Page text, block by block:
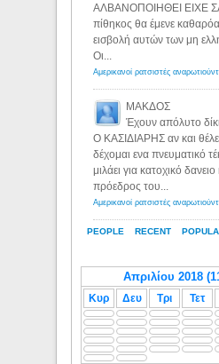
PEOPLE RECENT
ΑΛΒΑΝΟΠΟΙΗΘΕΙ ΕΙΧΕ
πίθηκος θα έμενε
εισβολή αυτών των μη
Οι...
ΜΑΚΔΟΣ
Έχουν απόλυτο
Ο ΚΑΣΙΔΙΑΡΗΣ αν και
δέχομαι ενα πνευματικό
μιλάει για κατοχικό
πρόεδρος του...
Κυρ Δευ Τρι Τετ